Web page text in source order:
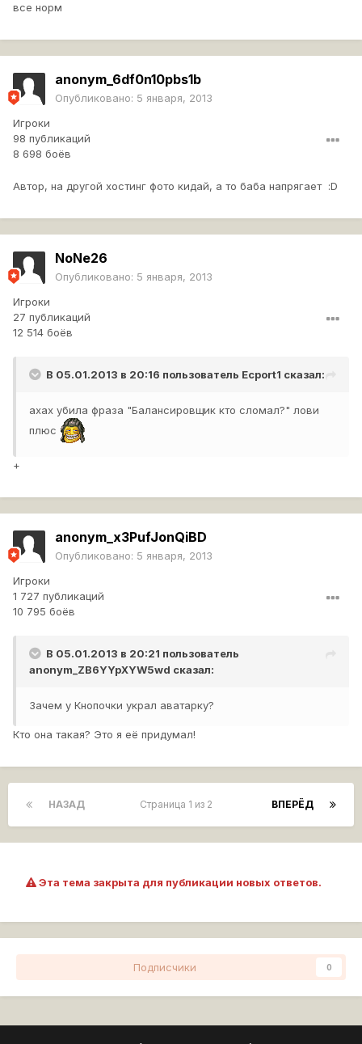
все норм
anonym_6df0n10pbs1b
Опубликовано: 5 января, 2013
Игроки
98 публикаций
8 698 боёв
Автор, на другой хостинг фото кидай, а то баба напрягает :D
NoNe26
Опубликовано: 5 января, 2013
Игроки
27 публикаций
12 514 боёв
В 05.01.2013 в 20:16 пользователь Ecport1 сказал:
ахах убила фраза "Балансировщик кто сломал?" лови
плюс
+
anonym_x3PufJonQiBD
Опубликовано: 5 января, 2013
Игроки
1 727 публикаций
10 795 боёв
В 05.01.2013 в 20:21 пользователь
anonym_ZB6YYpXYW5wd сказал:
Зачем у Кнопочки украл аватарку?
Кто она такая? Это я её придумал!
НАЗАД ВПЕРЁД
Страница 1 из 2
Эта тема закрыта для публикации новых ответов.
Подписчики 0